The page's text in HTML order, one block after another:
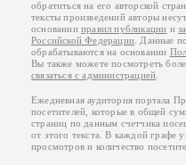
обратиться на его авторской
тексты произведений авторы
основанииправил публикации и
Российской Федерации . Данные
обрабатываются на основании
Вы также можете посмотреть
связаться с администрацией
Ежедневная аудитория портала
посетителей, которые в общей
страниц по данным счетчика
от этого текста. В каждой графе
просмотров и количество